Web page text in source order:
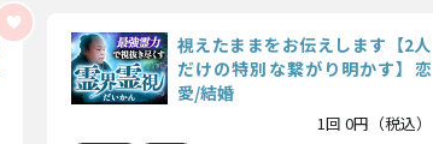
視えたままをお伝えします【2人
だけの特別な繋がり明かす】恋
愛/結婚
1回 0円（税込）